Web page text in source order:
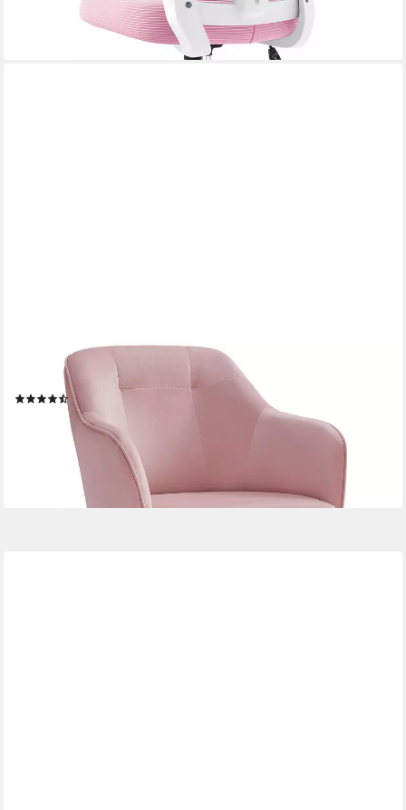
lieferbar - in 4-5 Werktagen bei dir
+2
SONGMICS
Bürostuhl (1 St), höhenverstellbar, atmungsaktiv, Samt
(295)
UVP 131,99 €
lieferbar - in 4-5 Werktagen bei dir
+5